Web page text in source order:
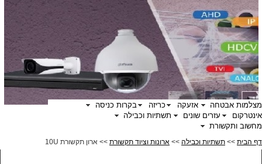
מצלמות אבטחה אזעקה כריזה
בקרות כניסה
אינטרקום
עזרים שונים
תשתיות וכבילה
מחשוב ותקשורת
דף הבית >> תשתיות וכבילה >> ארונות וציוד תקשורת >> ארון תקשורת 10U